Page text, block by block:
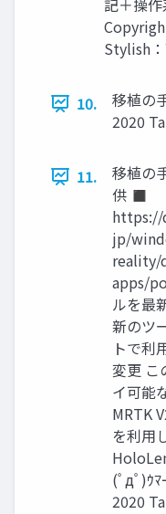
記＋操
Stylish
10.
移植の
2020
11.
移植の
供 ◼
https://
jp/
reality/
apps/
ルを最
新のツ
トで利
変更 こ
イ可能
MRTK
を利用
(ﾟдﾟ)ｳ
2020